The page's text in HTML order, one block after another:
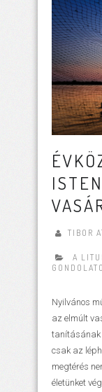
TIBOR
A
Nyilvános
az elmúlt
tanításának
csak az
megtérés
életünket